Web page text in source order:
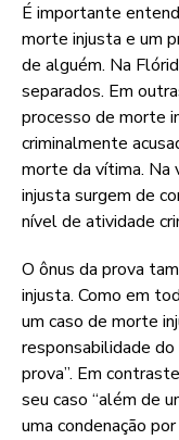
É importante
morte injusta e um
de alguém. Na
separados. Em
processo de morte
criminalmente
morte da vítima. Na
injusta surgem de
nível de atividade
O ônus da prova
injusta. Como em
um caso de morte
responsabilidade do
prova”. Em
seu caso “além de
uma condenação